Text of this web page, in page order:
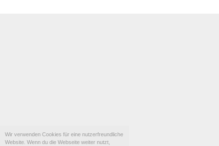
Wir verwenden Cookies für eine nutzerfreundliche
Website. Wenn du die Webseite weiter nutzt,